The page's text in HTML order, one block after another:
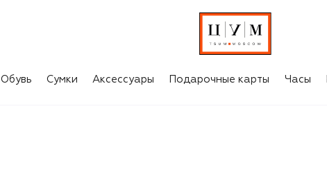
Обувь Сумки Аксессуары Подарочные карты Часы